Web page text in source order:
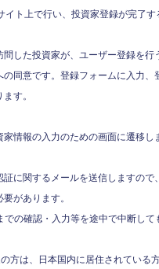
イト上で行い、投資家登録が完了
問した投資家が、ユーザー登録を
同意です。登録フォームに入力
があります。
家情報の入力のための画面に遷移
証に関するメールを送信しますの
があります。
の確認・入力等を途中で中断し
方は、日本国内に居住されている